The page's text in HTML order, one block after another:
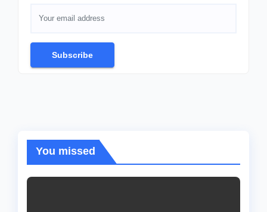
Subscribe
You missed